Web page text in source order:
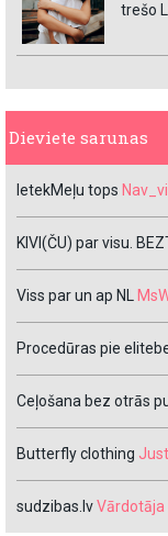
trešo
Dieviete sarunas
IetekMeļu tops
KIVI(ČU) par visu.
Viss par un ap NL
Procedūras pie
Ceļošana bez otrās
Butterfly clothing
sudzibas.lvVārdotāja